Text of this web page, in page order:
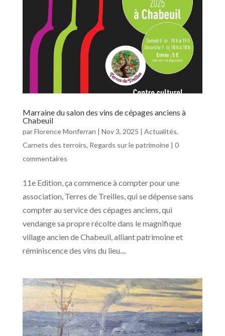
Marraine du salon des vins de cépages anciens à
Chabeuil
parFlorence Monferran | Nov 3, 2025 | Actualités,
Carnets des terroirs, Regards sur le patrimoine| 0
commentaires
11e Edition, ça commence à compter pour une
association, Terres de Treilles, qui se dépense sans
compter au service des cépages anciens, qui
vendange sa propre récolte dans le magnifique
village ancien de Chabeuil, alliant patrimoine et
réminiscence des vins du lieu....